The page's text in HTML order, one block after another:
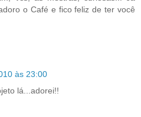
o Café e fico feliz de ter você
às 23:00
lá...adorei!!